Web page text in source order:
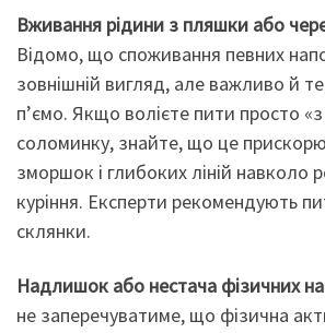
Вживання рідини з пляшки або
Відомо, що споживання певних
зовнішній вигляд, але важливо й
п’ємо. Якщо волієте пити просто
соломинку, знайте, що це
зморшок і глибоких ліній навколо
куріння. Експерти рекомендують
склянки.
Надлишок або нестача фізичних
не заперечуватиме, що фізична